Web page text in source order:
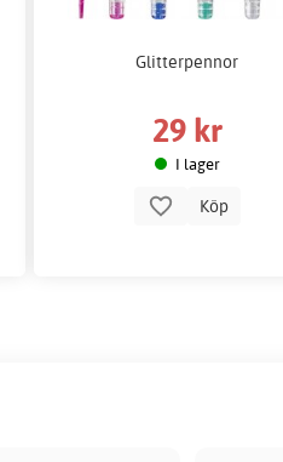
Glitterpennor
29 kr
I lager
Köp